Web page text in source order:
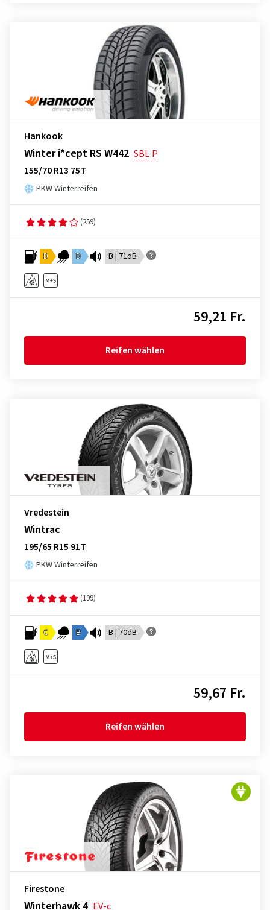
Hankook
Winter i*cept RS W442 SBL P
155/70 R13 75T
PKW Winterreifen
(259)
D D B | 71dB
59,21 Fr.
Reifen wählen
Vredestein
Wintrac
195/65 R15 91T
PKW Winterreifen
(199)
C B B | 70dB
59,67 Fr.
Reifen wählen
Firestone
Winterhawk 4 EV-c